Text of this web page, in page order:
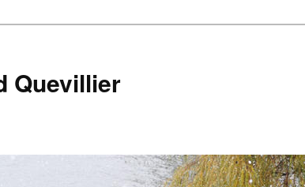
Quevillier